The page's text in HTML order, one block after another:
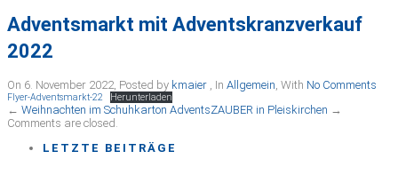
Adventsmarkt mit Adventskranzverkauf
2022
On 6. November 2022 Posted by kmaier In Allgemein With No Comments
Flyer-Adventsmarkt-22 Herunterladen
← Weihnachten im Schuhkarton AdventsZAUBER in Pleiskirchen →
Comments are closed.
LETZTE BEITRÄGE